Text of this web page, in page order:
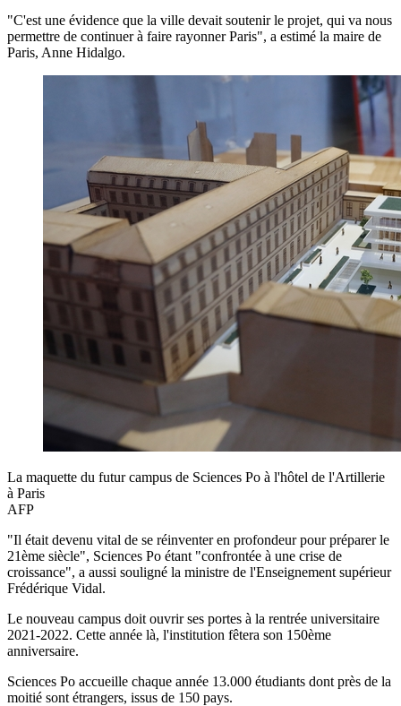
"C'est une évidence que la ville devait soutenir le projet, qui va nous
permettre de continuer à faire rayonner Paris", a estimé la maire de
Paris, Anne Hidalgo.
La maquette du futur campus de Sciences Po à l'hôtel de l'Artillerie
à Paris
AFP
"Il était devenu vital de se réinventer en profondeur pour préparer le
21ème siècle", Sciences Po étant "confrontée à une crise de
croissance", a aussi souligné la ministre de l'Enseignement supérieur
Frédérique Vidal.
Le nouveau campus doit ouvrir ses portes à la rentrée universitaire
2021-2022. Cette année là, l'institution fêtera son 150ème
anniversaire.
Sciences Po accueille chaque année 13.000 étudiants dont près de la
moitié sont étrangers, issus de 150 pays.